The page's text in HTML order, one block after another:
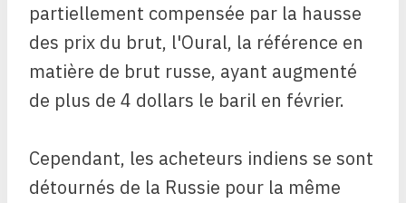
partiellement compensée par la hausse
des prix du brut, l'Oural, la référence en
matière de brut russe, ayant augmenté
de plus de 4 dollars le baril en février.
Cependant, les acheteurs indiens se sont
détournés de la Russie pour la même